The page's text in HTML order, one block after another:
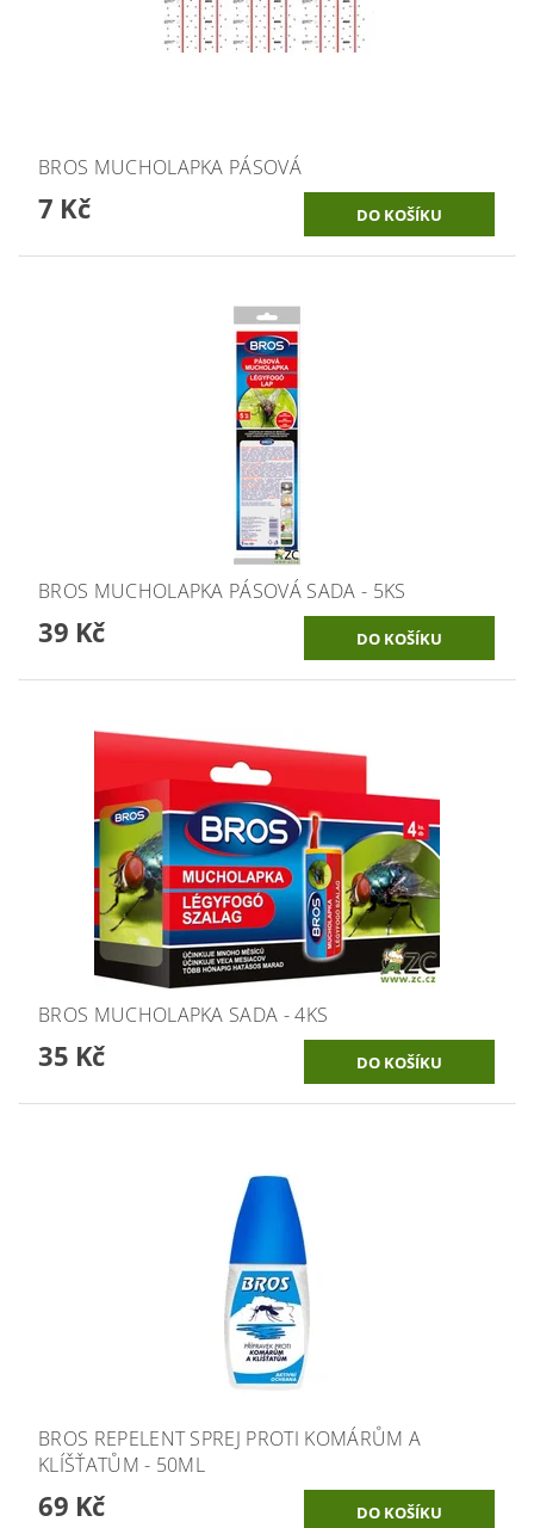
BROS MUCHOLAPKA PÁSOVÁ
7 Kč
BROS MUCHOLAPKA PÁSOVÁ SADA - 5KS
39 Kč
BROS MUCHOLAPKA SADA - 4KS
35 Kč
BROS REPELENT SPREJ PROTI KOMÁRŮM A
KLÍŠŤATŮM - 50ML
69 Kč